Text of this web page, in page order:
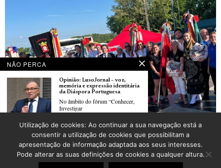
Festival de folclore português em Oberhausbergen organizado pela Associação
folclórica portuguesa “Saudades de Portugal” de Strasbourg
_LUSOJORNAL
©2026LusoJornal | Todos os direitos reservados
NÃO PERCA
Opinião: LusoJornal – voz,
memória e expressão identitária
da Diáspora Portuguesa
No âmbito do fórum “Conhecer,
Investigar
Faleceu Carlos Carneiro um dos
locutores mais conhecidos da
diáspora portuguesa em
Faleceu o animador de rádio
Utilização de cookies: Ao continuar a sua navegação está a
consentir a utilização de cookies que possibilitam a
apresentação de informação adaptada aos seus interesses.
Pode alterar as suas definições de cookies a qualquer altura.